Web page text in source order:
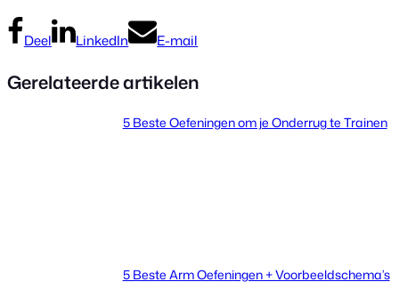
Deel LinkedIn E-mail
Gerelateerde artikelen
5 Beste Oefeningen om je Onderrug te Trainen
5 Beste Arm Oefeningen + Voorbeeldschema’s